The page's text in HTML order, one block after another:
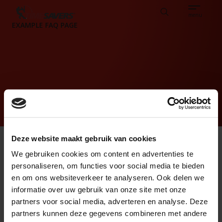
Deze website maakt gebruik van cookies
We gebruiken cookies om content en advertenties te
personaliseren, om functies voor social media te bieden
en om ons websiteverkeer te analyseren. Ook delen we
informatie over uw gebruik van onze site met onze
partners voor social media, adverteren en analyse. Deze
partners kunnen deze gegevens combineren met andere
It seems that you are
located in the USA.
To view the range
available in your
country please visit:
Search menu
EXAMPLE FAQ PAGE
+ EXAMPLE FAQ QUESTION
+ EXAMPLE FAQ QUESTION